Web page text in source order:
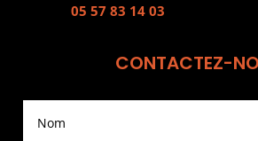
05 57 83 14 03
CONTACTEZ-